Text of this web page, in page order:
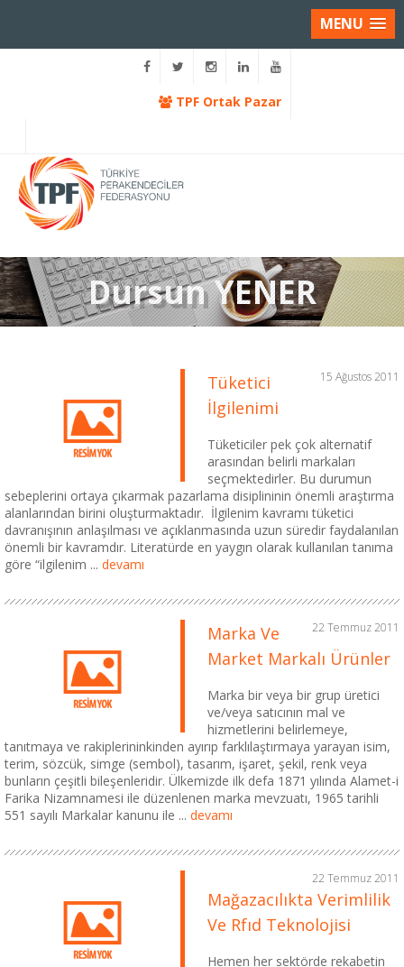
MENU
TPF Ortak Pazar
Dursun YENER
15 Ağustos 2011
Tüketici
İlgilenimi
Tüketiciler pek çok alternatif
arasından belirli markaları
seçmektedirler. Bu durumun
sebeplerini ortaya çıkarmak pazarlama disiplininin önemli araştırma
alanlarından birini oluşturmaktadır. İlgilenim kavramı tüketici
davranışının anlaşılması ve açıklanmasında uzun süredir faydalanılan
önemli bir kavramdır. Literatürde en yaygın olarak kullanılan tanıma
göre “ilgilenim ... devamı
22 Temmuz 2011
Marka Ve
Market Markalı Ürünler
Marka bir veya bir grup üretici
ve/veya satıcının mal ve
hizmetlerini belirlemeye,
tanıtmaya ve rakiplerininkinden ayırıp farklılaştırmaya yarayan isim,
terim, sözcük, simge (sembol), tasarım, işaret, şekil, renk veya
bunların çeşitli bileşenleridir. Ülkemizde ilk defa 1871 yılında Alamet-i
Farika Nizamnamesi ile düzenlenen marka mevzuatı, 1965 tarihli
551 sayılı Markalar kanunu ile ... devamı
22 Temmuz 2011
Mağazacılıkta Verimlilik
Ve Rfıd Teknolojisi
Hemen her sektörde rekabetin